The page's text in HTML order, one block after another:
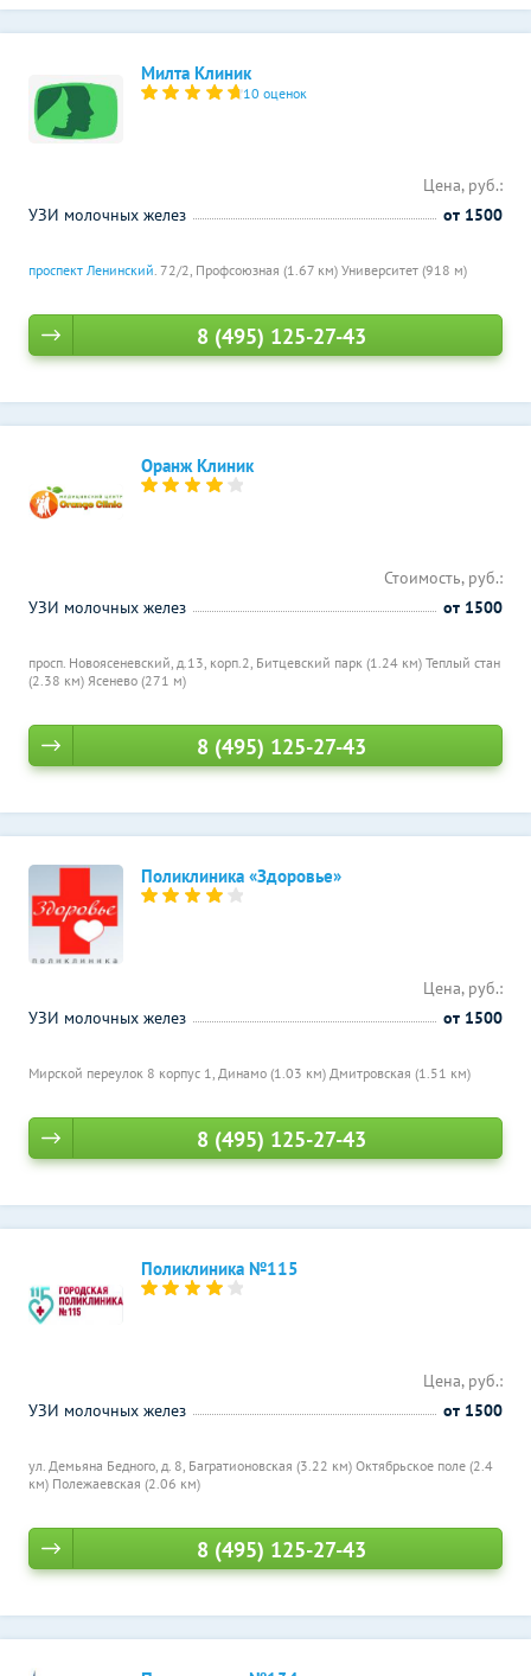
Милта Клиник
10 оценок
проспект Ленинский. 72/2, Профсоюзная (1.67 км) Университет (918 м)
Цена, руб.:
УЗИ молочных желез
от 1500
8 (495) 125-27-43
Оранж Клиник
просп. Новоясеневский, д.13, корп.2, Битцевский парк (1.24 км) Теплый стан
(2.38 км) Ясенево (271 м)
Стоимость, руб.:
УЗИ молочных желез
от 1500
8 (495) 125-27-43
Поликлиника «Здоровье»
Мирской переулок 8 корпус 1, Динамо (1.03 км) Дмитровская (1.51 км)
Цена, руб.:
УЗИ молочных желез
от 1500
8 (495) 125-27-43
Поликлиника №115
ул. Демьяна Бедного, д. 8, Багратионовская (3.22 км) Октябрьское поле (2.4
км) Полежаевская (2.06 км)
Цена, руб.:
УЗИ молочных желез
от 1500
8 (495) 125-27-43